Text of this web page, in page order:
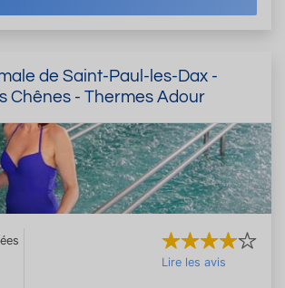
de Saint-Paul-les-Dax -
Chênes - Thermes Adour
Lire les avis